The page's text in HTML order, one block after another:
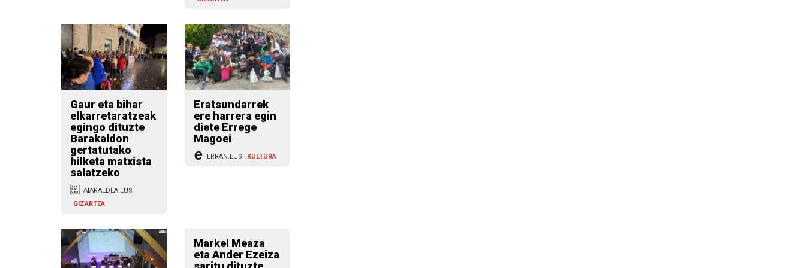
Gaur eta bihar
elkarretaratzeak
egingo dituzte
Barakaldon
gertatutako
hilketa matxista
salatzeko
AIARALDEA.EUS
GIZARTEA
Eratsundarrek
ere harrera egin
diete Errege
Magoei
ERRAN.EUS KULTURA
Markel Meaza
eta Ander Ezeiza